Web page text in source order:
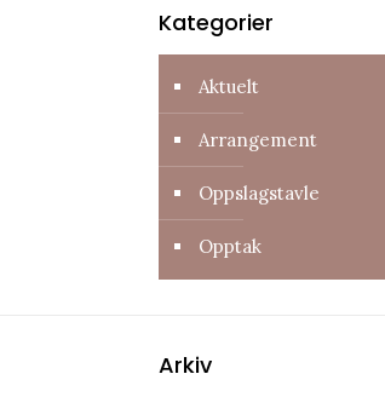
Kategorier
Aktuelt
Arrangement
Oppslagstavle
Opptak
Arkiv